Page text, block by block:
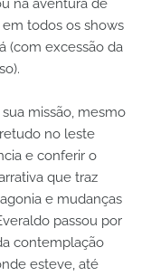
na aventura de
em todos os shows
(com excessão da
missão, mesmo
no leste
e conferir o
que traz
e mudanças
passou por
contemplação
esteve, até